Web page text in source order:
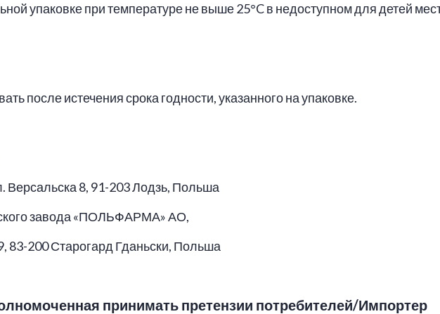
упаковке при температуре не выше 25°C в недоступном для детей
после истечения срока годности, указанного на упаковке.
8, 91-203 Лодзь, Польша
завода «ПОЛЬФАРМА» АО,
83-200 Старогард Гданьски, Польша
принимать претензии потребителей/Импортер